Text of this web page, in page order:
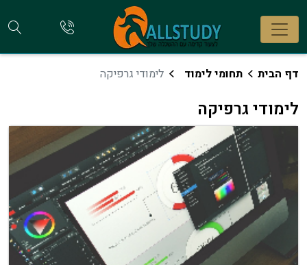
להתקשר
דף הבית תחומי לימוד לימודי גרפיקה
לימודי גרפיקה